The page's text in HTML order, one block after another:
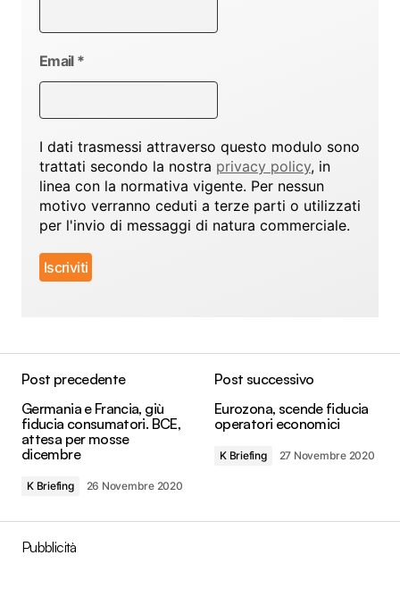
Email *
I dati trasmessi attraverso questo modulo sono
trattati secondo la nostra privacy policy, in
linea con la normativa vigente. Per nessun
motivo verranno ceduti a terze parti o utilizzati
per l'invio di messaggi di natura commerciale.
Post precedente
Germania e Francia, giù
fiducia consumatori. BCE,
attesa per mosse
dicembre
K Briefing 26 Novembre 2020
Post successivo
Eurozona, scende fiducia
operatori economici
K Briefing 27 Novembre 2020
Pubblicità